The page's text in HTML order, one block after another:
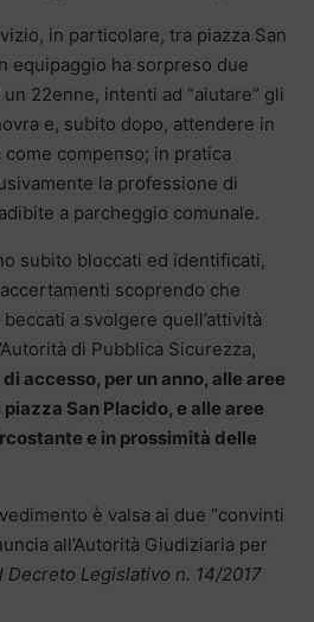
in particolare, tra piazza San
equipaggio ha sorpreso due
22enne, intenti ad “aiutare” gli
e, subito dopo, attendere in
compenso; in pratica
la professione di
a parcheggio comunale.
subito bloccati ed identificati,
scoprendo che
a svolgere quell’attività
di Pubblica Sicurezza,
accesso, per un anno, alle aree
San Placido, e alle aree
e in prossimità delle
è valsa ai due “convinti
all’Autorità Giudiziaria per
Decreto Legislativo n. 14/2017